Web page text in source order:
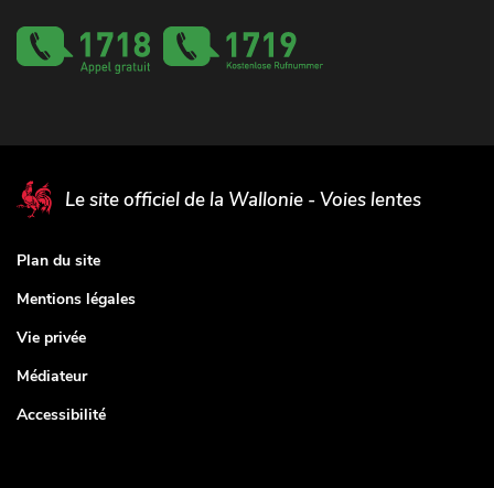
Le site officiel de la Wallonie - Voies lentes
Plan du site
Mentions légales
Vie privée
Médiateur
Accessibilité